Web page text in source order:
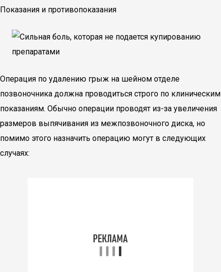
Показания и противопоказания
Операция по удалению грыж на шейном отделе
позвоночника должна проводиться строго по клиническим
показаниям. Обычно операции проводят из-за увеличения
размеров выпячивания из межпозвоночного диска, но
помимо этого назначить операцию могут в следующих
случаях: